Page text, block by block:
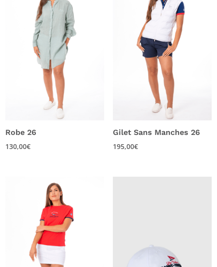
Robe 26
130,00€
Gilet Sans Manches 26
195,00€